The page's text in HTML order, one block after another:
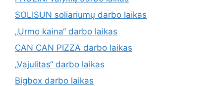
SOLISUN soliariumų darbo laikas
„Urmo kaina“ darbo laikas
CAN CAN PIZZA darbo laikas
„Vajulitas“ darbo laikas
Bigbox darbo laikas